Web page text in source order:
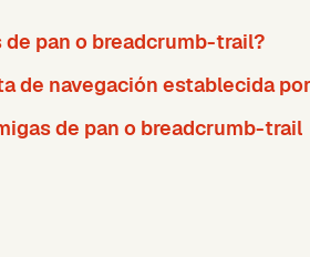
de pan o breadcrumb-trail?
de navegación establecida
de pan o breadcrumb-trail